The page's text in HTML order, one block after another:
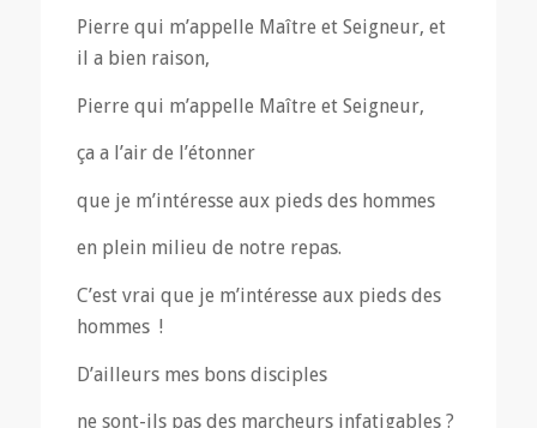
Pierre qui m’appelle Maître et Seigneur, et
il a bien raison,
Pierre qui m’appelle Maître et Seigneur,
ça a l’air de l’étonner
que je m’intéresse aux pieds des hommes
en plein milieu de notre repas.
C’est vrai que je m’intéresse aux pieds des
hommes !
D’ailleurs mes bons disciples
ne sont-ils pas des marcheurs infatigables ?